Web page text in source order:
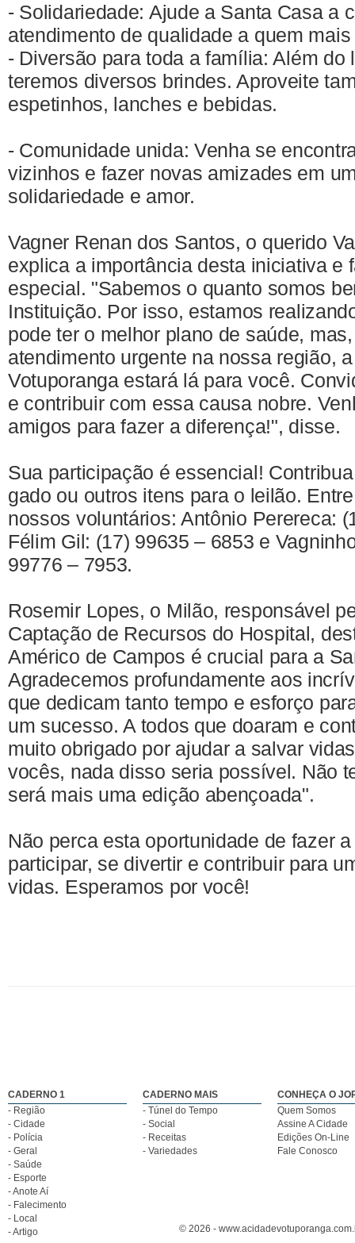
- Solidariedade: Ajude a Santa Casa a
atendimento de qualidade a quem
- Diversão para toda a família: Além do
teremos diversos brindes. Aproveite
espetinhos, lanches e bebidas.
- Comunidade unida: Venha se
vizinhos e fazer novas amizades em
solidariedade e amor.
Vagner Renan dos Santos, o querido
explica a importância desta iniciativa e
especial. "Sabemos o quanto somos
Instituição. Por isso, estamos
pode ter o melhor plano de saúde,
atendimento urgente na nossa região,
Votuporanga estará lá para você.
e contribuir com essa causa nobre.
amigos para fazer a diferença!", disse.
Sua participação é essencial!
gado ou outros itens para o leilão.
nossos voluntários: Antônio Perereca:
Félim Gil: (17) 99635 – 6853 e
99776 – 7953.
Rosemir Lopes, o Milão, responsável
Captação de Recursos do Hospital,
Américo de Campos é crucial para a
Agradecemos profundamente aos
que dedicam tanto tempo e esforço
um sucesso. A todos que doaram e
muito obrigado por ajudar a salvar
vocês, nada disso seria possível. Não
será mais uma edição abençoada".
Não perca esta oportunidade de fazer
participar, se divertir e contribuir para
vidas. Esperamos por você!
CADERNO 1
- Região
- Cidade
- Polícia
- Geral
- Saúde
- Esporte
- Anote Aí
- Falecimento
- Local
- Artigo
CADERNO MAIS
- Túnel do Tempo
- Social
- Receitas
- Variedades
CONHEÇA O
Quem Somos
Assine A Cidade
Edições On-Line
Fale Conosco
© 2026 -